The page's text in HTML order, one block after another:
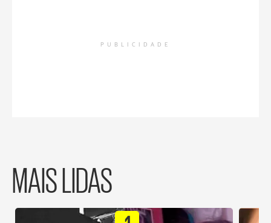
PUBLICIDADE
MAIS LIDAS